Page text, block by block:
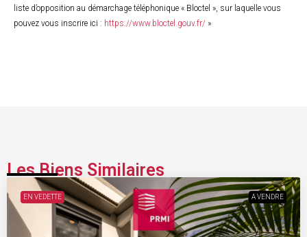
liste d’opposition au démarchage téléphonique « Bloctel », sur laquelle vous
pouvez vous inscrire ici : https://www.bloctel.gouv.fr/ »
Les Biens Similaires
EN VEDETTE A VENDRE